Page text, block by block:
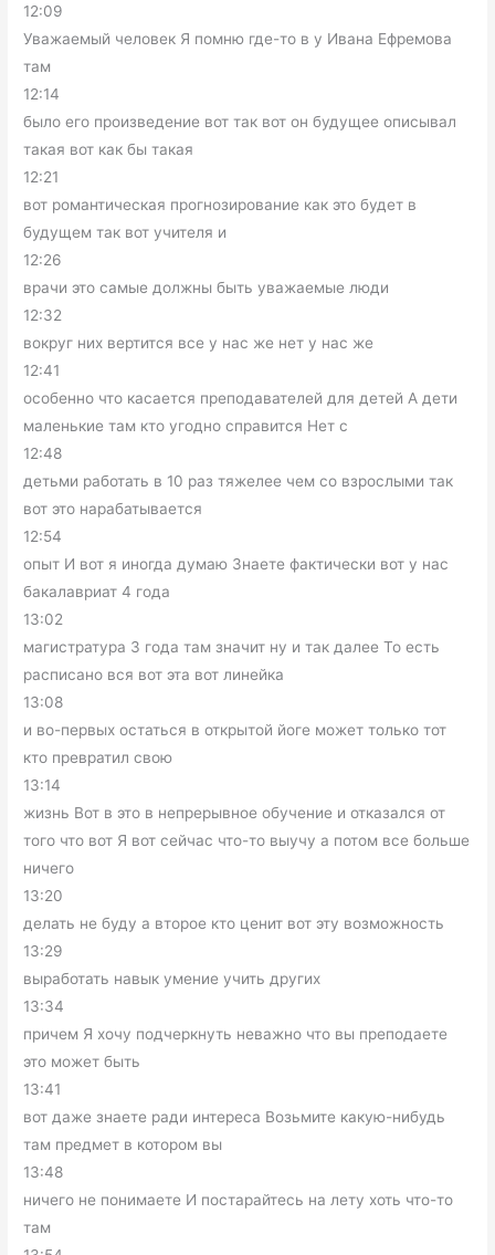
12:09
Уважаемый человек Я помню где-то в у Ивана Ефремова
там
12:14
было его произведение вот так вот он будущее описывал
такая вот как бы такая
12:21
вот романтическая прогнозирование как это будет в
будущем так вот учителя и
12:26
врачи это самые должны быть уважаемые люди
12:32
вокруг них вертится все у нас же нет у нас же
12:41
особенно что касается преподавателей для детей А дети
маленькие там кто угодно справится Нет с
12:48
детьми работать в 10 раз тяжелее чем со взрослыми так
вот это нарабатывается
12:54
опыт И вот я иногда думаю Знаете фактически вот у нас
бакалавриат 4 года
13:02
магистратура 3 года там значит ну и так далее То есть
расписано вся вот эта вот линейка
13:08
и во-первых остаться в открытой йоге может только тот
кто превратил свою
13:14
жизнь Вот в это в непрерывное обучение и отказался от
того что вот Я вот сейчас что-то выучу а потом все больше
ничего
13:20
делать не буду а второе кто ценит вот эту возможность
13:29
выработать навык умение учить других
13:34
причем Я хочу подчеркнуть неважно что вы преподаете
это может быть
13:41
вот даже знаете ради интереса Возьмите какую-нибудь
там предмет в котором вы
13:48
ничего не понимаете И постарайтесь на лету хоть что-то
там